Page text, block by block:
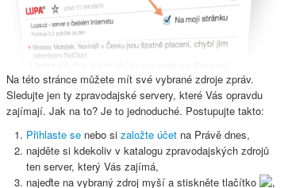
Na této stránce můžete mít své vybrané zdroje zpráv.
Sledujte jen ty zpravodajské servery, které Vás opravdu
zajímají. Jak na to? Je to jednoduché. Postupujte takto:
Přihlaste se nebo si založte účet na Právě dnes,
najděte si kdekoliv v katalogu zpravodajských zdrojů
ten server, který Vás zajímá,
najeďte na vybraný zdroj myší a stiskněte tlačítko ,